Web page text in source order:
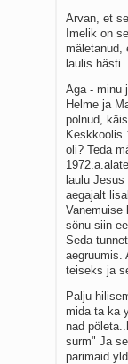
Arvan, et
Imelik on
mäletanud,
laulis hästi.
Aga - minu
Helme ja
polnud,
Keskkoolis
oli? Teda
laulu
aegajalt
Vanemuise
sönu siin
Seda
aegruumis.
teiseks ja
Palju
mida ta ka
nad
surm" Ja
parimaid